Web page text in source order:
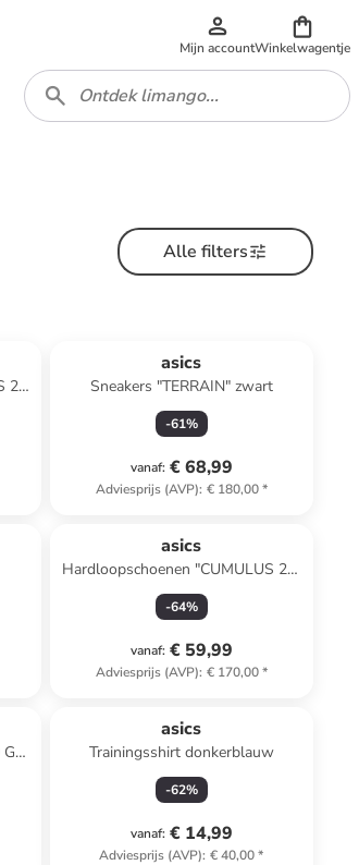
Mijn accountWinkelwagentje
Alle filters
25
asics
Sneakers "TERRAIN" zwart
-61%
vanaf: € 68,99
Adviesprijs (AVP): € 180,00*
asics
Hardloopschoenen "CUMULUS 24"
zwart
-64%
vanaf: € 59,99
Adviesprijs (AVP): € 170,00*
asics
Trainingsshirt donkerblauw
-62%
vanaf: € 14,99
Adviesprijs (AVP): € 40,00*